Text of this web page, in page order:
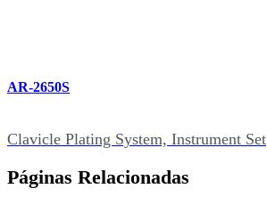
AR-2650S
Clavicle Plating System, Instrument Set
Páginas Relacionadas